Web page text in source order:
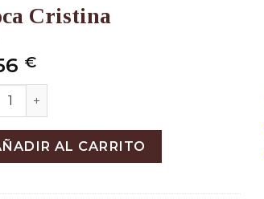
Cristina
€
Cristina cantidad
AL CARRITO